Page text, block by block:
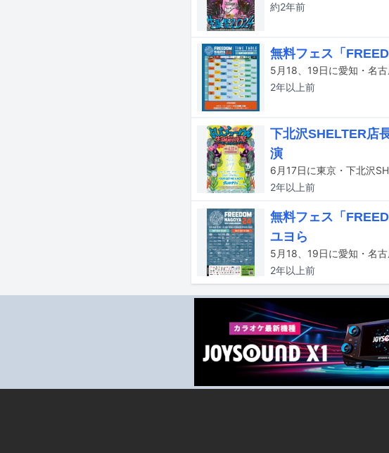
約2年前
無料フェス「
2年以上前
下北沢SHELTER店
演
2年以上前
無料フェス「
ユヨら
2年以上前